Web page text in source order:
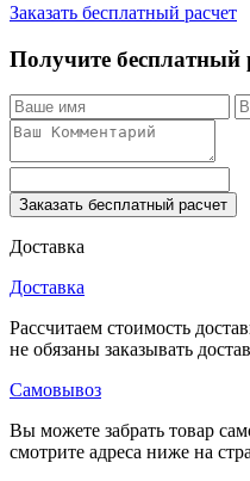
Заказать бесплатный расчет
Получите бесплатный
Заказать бесплатный расчет
Доставка
Доставка
Рассчитаем стоимость
не обязаны заказывать
Самовывоз
Вы можете забрать товар
смотрите адреса ниже на